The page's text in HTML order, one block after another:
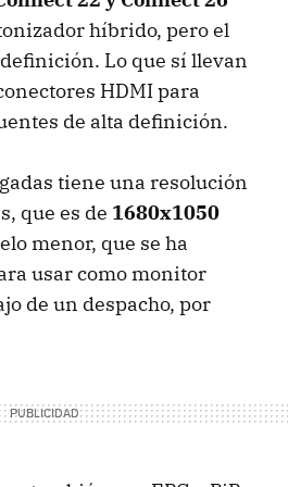
híbrido, pero el
Lo que sí llevan
HDMI para
de alta definición.
tiene una resolución
que es de 1680x1050
menor, que se ha
usar como monitor
de un despacho, por